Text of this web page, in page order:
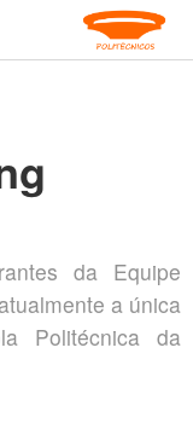
da Equipe
a única
Politécnica da